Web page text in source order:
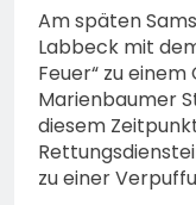
Am späten
Labbeck mit
Feuer“ zu
Marienbaumer
diesem
zu einer